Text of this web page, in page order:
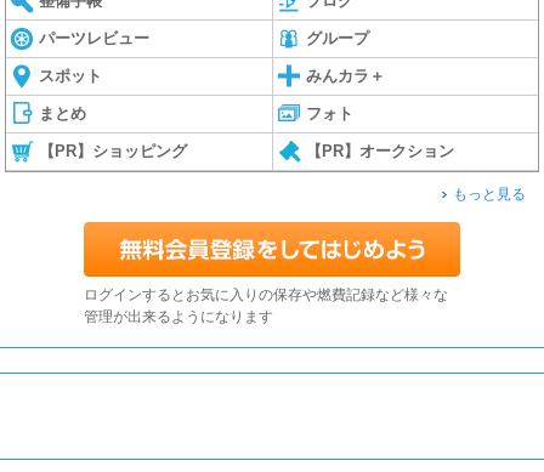
パーツレビュー グループ
スポット みんカラ＋
まとめ フォト
【PR】ショッピング 【PR】オークション
もっと見る
ログインするとお気に入りの保存や燃費記録など様々な
管理が出来るようになります